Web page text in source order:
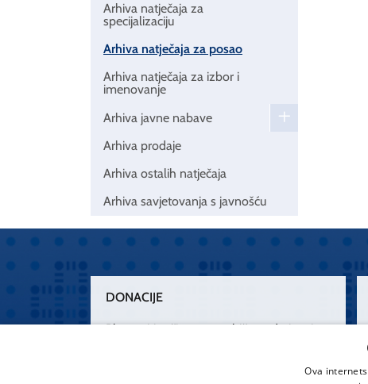
Arhiva natječaja za
specijalizaciju
Arhiva natječaja za posao
Arhiva natječaja za izbor i
imenovanje
Arhiva javne nabave
Arhiva prodaje
Arhiva ostalih natječaja
Arhiva savjetovanja s javnošću
DONACIJE
Plemenitim činom nesebičnog darivanja
„Zarazimo“ se dobrotom, donirajmo od
Ova